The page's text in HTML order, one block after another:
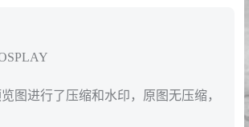
图进行了压缩和水印，原图无压缩，